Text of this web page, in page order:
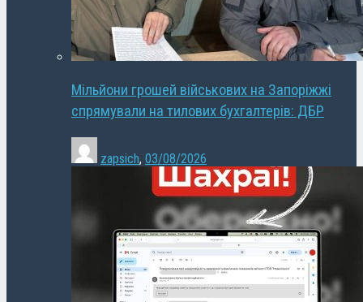
Мільйони грошей військових на Запоріжжі
спрямували на тилових бухгалтерів: ДБР
zapsich, 03/08/2026